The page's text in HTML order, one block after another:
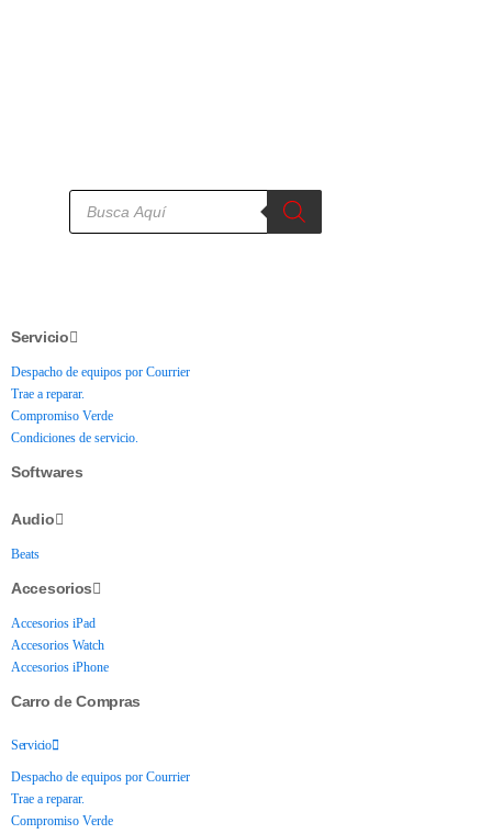
Servicio
Despacho de equipos por Courrier
Trae a reparar.
Compromiso Verde
Condiciones de servicio.
Softwares
Audio
Beats
Accesorios
Accesorios iPad
Accesorios Watch
Accesorios iPhone
Carro de Compras
Servicio
Despacho de equipos por Courrier
Trae a reparar.
Compromiso Verde